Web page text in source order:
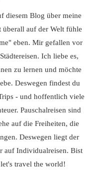
diesem Blog über meine
überall auf der Welt fühle
eben. Mir gefallen vor
Ich liebe es,
zu lernen und möchte
Deswegen findest du
- und hoffentlich viele
Pauschalreisen sind
auf die Freiheiten, die
Deswegen liegt der
auf Individualreisen. Bist
travel the world!